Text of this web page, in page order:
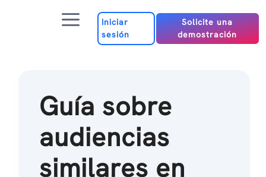
Menú
Iniciar
sesión
Solicite una
demostración
Guía sobre
audiencias
similares en